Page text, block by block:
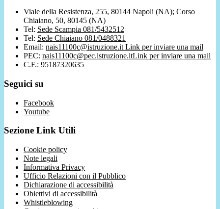
Viale della Resistenza, 255, 80144 Napoli (NA); Corso
Chiaiano, 50, 80145 (NA)
Tel: Sede Scampia 081/5432512
Tel: Sede Chiaiano 081/0488321
Email: nais11100c@istruzione.it Link per inviare una mail
PEC: nais11100c@pec.istruzione.itLink per inviare una mail
C.F.: 95187320635
Seguici su
Facebook
Youtube
Sezione Link Utili
Cookie policy
Note legali
Informativa Privacy
Ufficio Relazioni con il Pubblico
Dichiarazione di accessibilità
Obiettivi di accessibilità
Whistleblowing